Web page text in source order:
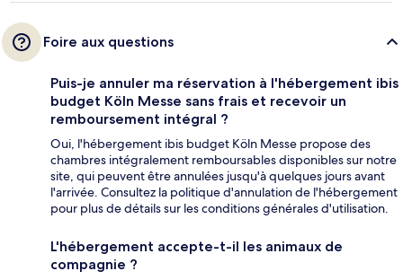
Foire aux questions
Puis-je annuler ma réservation à l'hébergement ibis
budget Köln Messe sans frais et recevoir un
remboursement intégral ?
Oui, l'hébergement ibis budget Köln Messe propose des
chambres intégralement remboursables disponibles sur notre
site, qui peuvent être annulées jusqu'à quelques jours avant
l'arrivée. Consultez la politique d'annulation de l'hébergement
pour plus de détails sur les conditions générales d'utilisation.
L'hébergement accepte-t-il les animaux de
compagnie ?